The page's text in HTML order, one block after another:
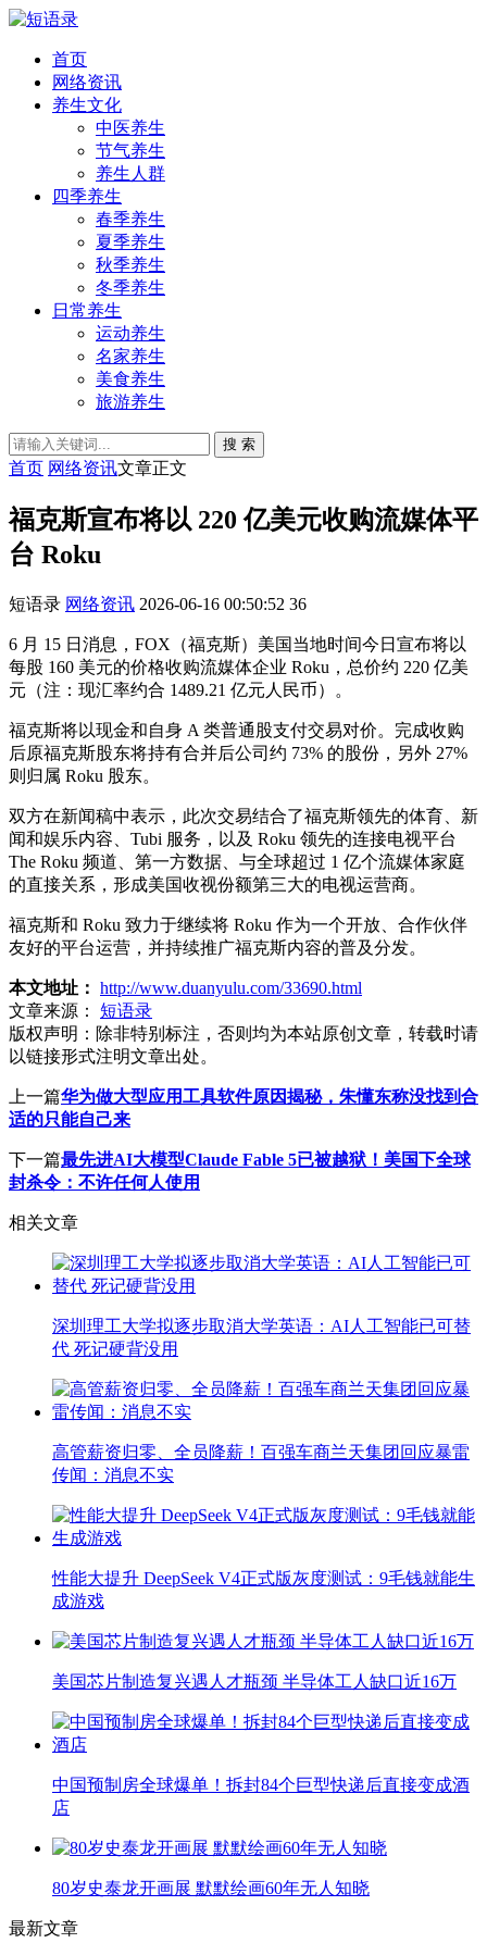
首页
网络资讯
养生文化
中医养生
节气养生
养生人群
四季养生
春季养生
夏季养生
秋季养生
冬季养生
日常养生
运动养生
名家养生
美食养生
旅游养生
搜 索
首页 网络资讯文章正文
福克斯宣布将以 220 亿美元收购流媒体平
台 Roku
短语录 网络资讯 2026-06-16 00:50:52 36
6 月 15 日消息，FOX（福克斯）美国当地时间今日宣布将以
每股 160 美元的价格收购流媒体企业 Roku，总价约 220 亿美
元（注：现汇率约合 1489.21 亿元人民币）。
福克斯将以现金和自身 A 类普通股支付交易对价。完成收购
后原福克斯股东将持有合并后公司约 73% 的股份，另外 27%
则归属 Roku 股东。
双方在新闻稿中表示，此次交易结合了福克斯领先的体育、新
闻和娱乐内容、Tubi 服务，以及 Roku 领先的连接电视平台
The Roku 频道、第一方数据、与全球超过 1 亿个流媒体家庭
的直接关系，形成美国收视份额第三大的电视运营商。
福克斯和 Roku 致力于继续将 Roku 作为一个开放、合作伙伴
友好的平台运营，并持续推广福克斯内容的普及分发。
本文地址： http://www.duanyulu.com/33690.html
文章来源：
短语录
版权声明： 除非特别标注，否则均为本站原创文章，转载时请
以链接形式注明文章出处。
上一篇华为做大型应用工具软件原因揭秘，朱懂东称没找到合
适的只能自己来
下一篇最先进AI大模型Claude Fable 5已被越狱！美国下全球
封杀令：不许任何人使用
相关文章
深圳理工大学拟逐步取消大学英语：AI人工智能已可替
代 死记硬背没用
高管薪资归零、全员降薪！百强车商兰天集团回应暴雷
传闻：消息不实
性能大提升 DeepSeek V4正式版灰度测试：9毛钱就能生
成游戏
美国芯片制造复兴遇人才瓶颈 半导体工人缺口近16万
中国预制房全球爆单！拆封84个巨型快递后直接变成酒
店
80岁史泰龙开画展 默默绘画60年无人知晓
最新文章